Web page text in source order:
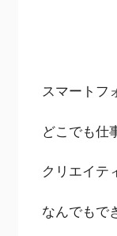
スマートフ
どこでも仕
クリエイテ
なんでもで